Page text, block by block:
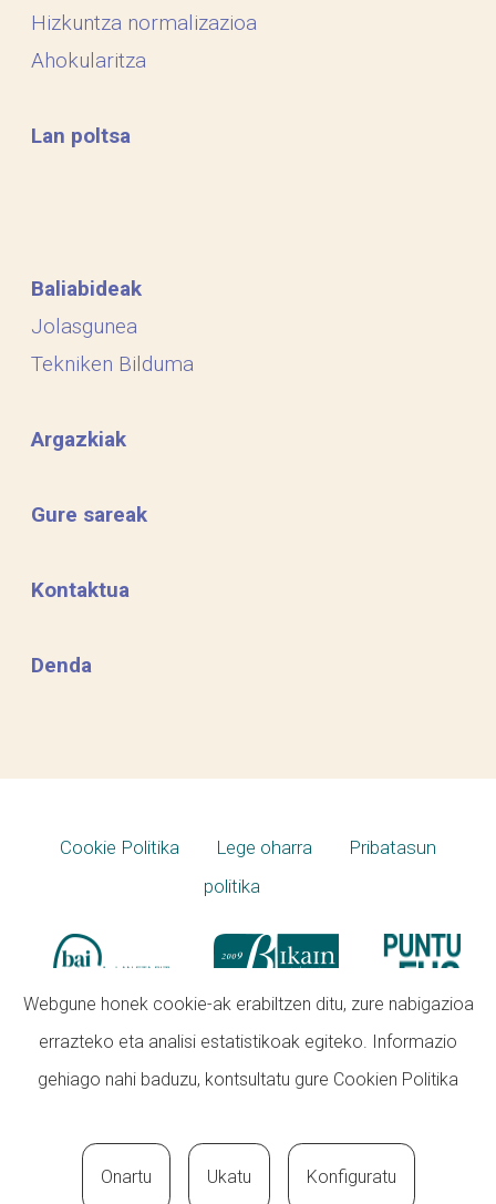
Hizkuntza normalizazioa
Ahokularitza
Lan poltsa
Baliabideak
Jolasgunea
Tekniken Bilduma
Argazkiak
Gure sareak
Kontaktua
Denda
Cookie Politika Lege oharra
Pribatasun
politika
Webgune honek cookie-ak erabiltzen ditu, zure nabigazioa
errazteko eta analisi estatistikoak egiteko. Informazio
gehiago nahi baduzu, kontsultatu gure Cookien Politika
Onartu Ukatu Konfiguratu